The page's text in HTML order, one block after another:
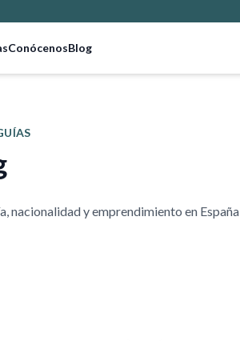
ConócenosBlog
y emprendimiento en España